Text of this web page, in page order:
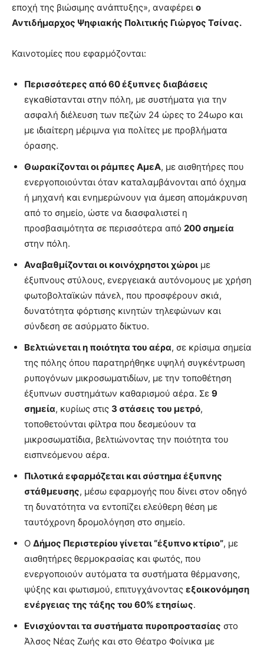
εποχή της βιώσιμης ανάπτυξης», αναφέρει ο
Αντιδήμαρχος Ψηφιακής Πολιτικής Γιώργος Τσίνας.
Καινοτομίες που εφαρμόζονται:
Περισσότερες από 60 έξυπνες διαβάσεις
εγκαθίστανται στην πόλη, με συστήματα για την
ασφαλή διέλευση των πεζών 24 ώρες το 24ωρο και
με ιδιαίτερη μέριμνα για πολίτες με προβλήματα
όρασης.
Θωρακίζονται οι ράμπες ΑμεΑ, με αισθητήρες που
ενεργοποιούνται όταν καταλαμβάνονται από όχημα
ή μηχανή και ενημερώνουν για άμεση απομάκρυνση
από το σημείο, ώστε να διασφαλιστεί η
προσβασιμότητα σε περισσότερα από 200 σημεία
στην πόλη.
Αναβαθμίζονται οι κοινόχρηστοι χώροι με
έξυπνους στύλους, ενεργειακά αυτόνομους με χρήση
φωτοβολταϊκών πάνελ, που προσφέρουν σκιά,
δυνατότητα φόρτισης κινητών τηλεφώνων και
σύνδεση σε ασύρματο δίκτυο.
Βελτιώνεται η ποιότητα του αέρα, σε κρίσιμα σημεία
της πόλης όπου παρατηρήθηκε υψηλή συγκέντρωση
ρυπογόνων μικροσωματιδίων, με την τοποθέτηση
έξυπνων συστημάτων καθαρισμού αέρα. Σε 9
σημεία, κυρίως στις 3 στάσεις του μετρό,
τοποθετούνται φίλτρα που δεσμεύουν τα
μικροσωματίδια, βελτιώνοντας την ποιότητα του
εισπνεόμενου αέρα.
Πιλοτικά εφαρμόζεται και σύστημα έξυπνης
στάθμευσης, μέσω εφαρμογής που δίνει στον οδηγό
τη δυνατότητα να εντοπίζει ελεύθερη θέση με
ταυτόχρονη δρομολόγηση στο σημείο.
Ο Δήμος Περιστερίου γίνεται “έξυπνο κτίριο”, με
αισθητήρες θερμοκρασίας και φωτός, που
ενεργοποιούν αυτόματα τα συστήματα θέρμανσης,
ψύξης και φωτισμού, επιτυγχάνοντας εξοικονόμηση
ενέργειας της τάξης του 60% ετησίως.
Ενισχύονται τα συστήματα πυροπροστασίας στο
Άλσος Νέας Ζωής και στο Θέατρο Φοίνικα με